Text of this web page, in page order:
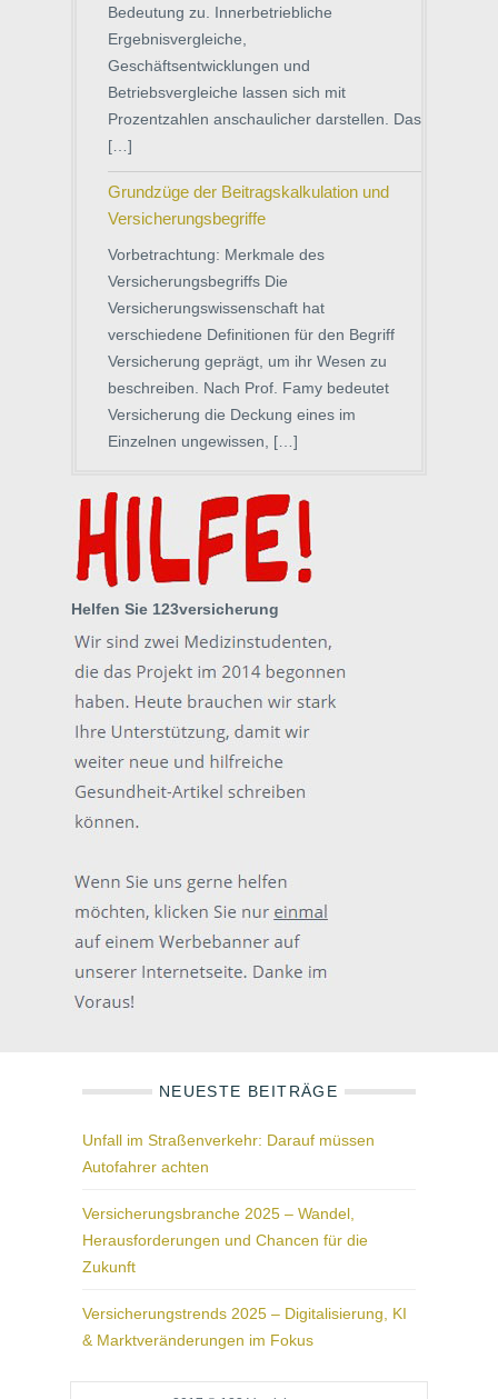
Bedeutung zu. Innerbetriebliche
Ergebnisvergleiche,
Geschäftsentwicklungen und
Betriebsvergleiche lassen sich mit
Prozentzahlen anschaulicher darstellen. Das
[…]
Grundzüge der Beitragskalkulation und
Versicherungsbegriffe
Vorbetrachtung: Merkmale des
Versicherungsbegriffs Die
Versicherungswissenschaft hat
verschiedene Definitionen für den Begriff
Versicherung geprägt, um ihr Wesen zu
beschreiben. Nach Prof. Famy bedeutet
Versicherung die Deckung eines im
Einzelnen ungewissen, […]
Helfen Sie 123versicherung
NEUESTE BEITRÄGE
Unfall im Straßenverkehr: Darauf müssen
Autofahrer achten
Versicherungsbranche 2025 – Wandel,
Herausforderungen und Chancen für die
Zukunft
Versicherungstrends 2025 – Digitalisierung, KI
& Marktveränderungen im Fokus